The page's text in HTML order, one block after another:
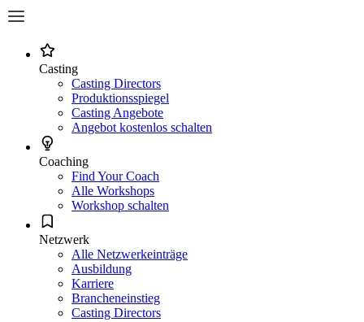
Casting
Casting Directors
Produktionsspiegel
Casting Angebote
Angebot kostenlos schalten
Coaching
Find Your Coach
Alle Workshops
Workshop schalten
Netzwerk
Alle Netzwerkeinträge
Ausbildung
Karriere
Brancheneinstieg
Casting Directors